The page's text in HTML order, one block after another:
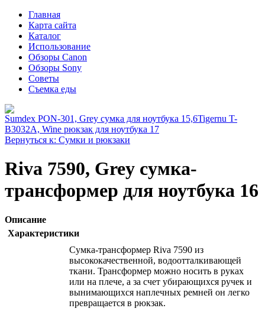
Главная
Карта сайта
Каталог
Использование
Обзоры Canon
Обзоры Sony
Советы
Съемка еды
Sumdex PON-301, Grey сумка для ноутбука 15,6Tigernu T-
B3032A, Wine рюкзак для ноутбука 17
Вернуться к: Сумки и рюкзаки
Riva 7590, Grey сумка-
трансформер для ноутбука 16
Описание
Характеристики
Сумка-трансформер Riva 7590 из
высококачественной, водоотталкивающей
ткани. Трансформер можно носить в руках
или на плече, а за счет убирающихся ручек и
вынимающихся наплечных ремней он легко
превращается в рюкзак.